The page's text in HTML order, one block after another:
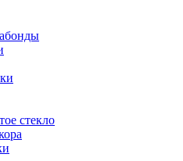
стекло